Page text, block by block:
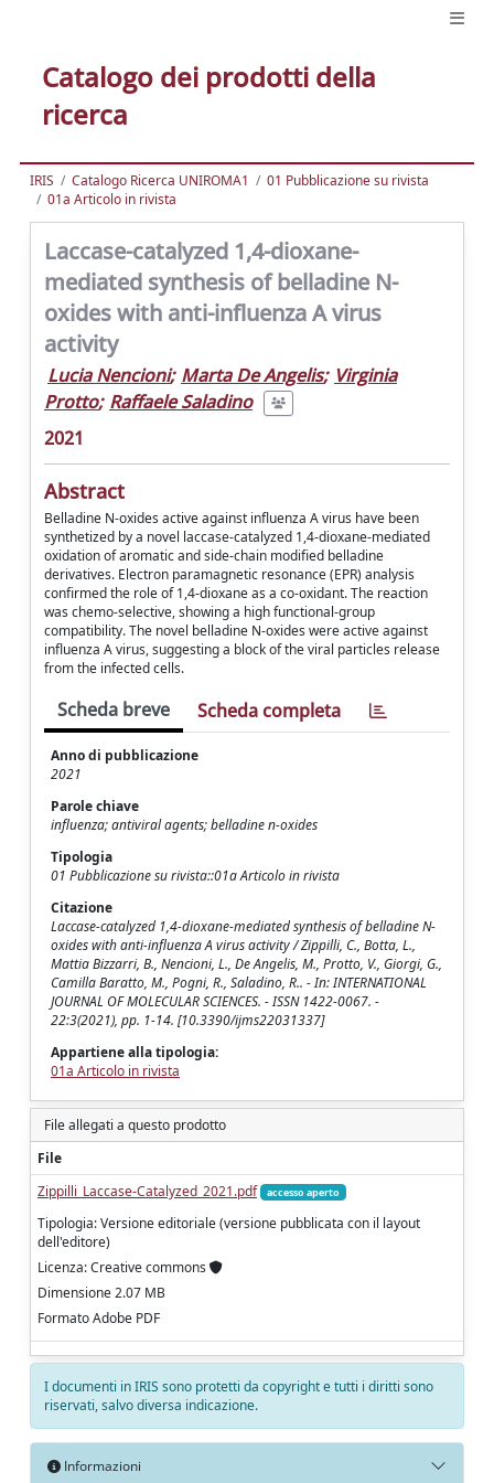
Catalogo dei prodotti della
ricerca
IRIS Catalogo Ricerca UNIROMA1
01 Pubblicazione su rivista
01a Articolo in rivista
Laccase-catalyzed 1,4-dioxane-
mediated synthesis of belladine N-
oxides with anti-influenza A virus
activity
Lucia Nencioni; Marta De Angelis; Virginia
Protto; Raffaele Saladino
2021
Abstract
Belladine N-oxides active against influenza A virus have been
synthetized by a novel laccase-catalyzed 1,4-dioxane-mediated
oxidation of aromatic and side-chain modified belladine
derivatives. Electron paramagnetic resonance (EPR) analysis
confirmed the role of 1,4-dioxane as a co-oxidant. The reaction
was chemo-selective, showing a high functional-group
compatibility. The novel belladine N-oxides were active against
influenza A virus, suggesting a block of the viral particles release
from the infected cells.
Scheda breve Scheda completa
Anno di pubblicazione
2021
Parole chiave
influenza; antiviral agents; belladine n-oxides
Tipologia
01 Pubblicazione su rivista::01a Articolo in rivista
Citazione
Laccase-catalyzed 1,4-dioxane-mediated synthesis of belladine N-
oxides with anti-influenza A virus activity / Zippilli, C., Botta, L.,
Mattia Bizzarri, B., Nencioni, L., De Angelis, M., Protto, V., Giorgi, G.,
Camilla Baratto, M., Pogni, R., Saladino, R.. - In: INTERNATIONAL
JOURNAL OF MOLECULAR SCIENCES. - ISSN 1422-0067. -
22:3(2021), pp. 1-14. [10.3390/ijms22031337]
Appartiene alla tipologia:
01a Articolo in rivista
File allegati a questo prodotto
File
Zippilli_Laccase-Catalyzed_2021.pdf
accesso aperto
Tipologia: Versione editoriale (versione pubblicata con il layout
dell'editore)
Licenza: Creative commons
Dimensione 2.07 MB
Formato Adobe PDF
I documenti in IRIS sono protetti da copyright e tutti i diritti sono
riservati, salvo diversa indicazione.
Informazioni